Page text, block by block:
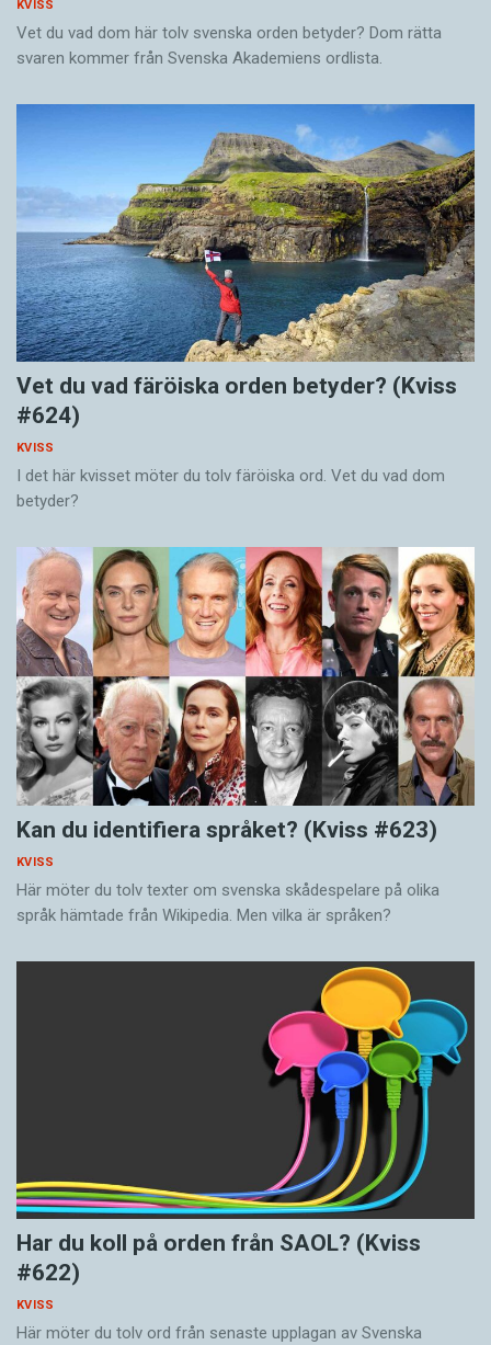
KVISS
Vet du vad dom här tolv svenska orden betyder? Dom rätta
svaren kommer från Svenska Akademiens ordlista.
Vet du vad färöiska orden betyder? (Kviss
#624)
KVISS
I det här kvisset möter du tolv färöiska ord. Vet du vad dom
betyder?
Kan du identifiera språket? (Kviss #623)
KVISS
Här möter du tolv texter om svenska skådespelare på olika
språk hämtade från Wikipedia. Men vilka är språken?
Har du koll på orden från SAOL? (Kviss
#622)
KVISS
Här möter du tolv ord från senaste upplagan av Svenska